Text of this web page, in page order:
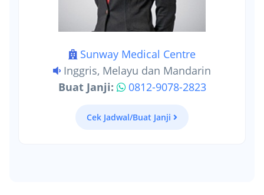
Sunway Medical Centre
Inggris, Melayu dan Mandarin
Buat Janji:
0812-9078-2823
Cek Jadwal/Buat Janji